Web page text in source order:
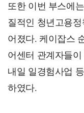
또한 이번 부스에
질적인 청년고용
어졌다. 케이잡스
어센터 관계자들
내일 일경험사업
하였다.